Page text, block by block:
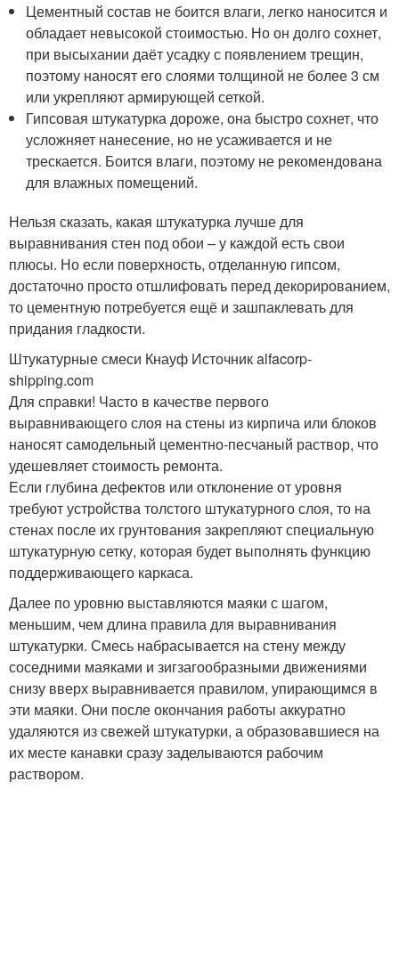
Цементный состав не боится влаги, легко наносится и
обладает невысокой стоимостью. Но он долго сохнет,
при высыхании даёт усадку с появлением трещин,
поэтому наносят его слоями толщиной не более 3 см
или укрепляют армирующей сеткой.
Гипсовая штукатурка дороже, она быстро сохнет, что
усложняет нанесение, но не усаживается и не
трескается. Боится влаги, поэтому не рекомендована
для влажных помещений.
Нельзя сказать, какая штукатурка лучше для
выравнивания стен под обои – у каждой есть свои
плюсы. Но если поверхность, отделанную гипсом,
достаточно просто отшлифовать перед декорированием,
то цементную потребуется ещё и зашпаклевать для
придания гладкости.
Штукатурные смеси Кнауф Источник alfacorp-
shipping.com
Для справки! Часто в качестве первого
выравнивающего слоя на стены из кирпича или блоков
наносят самодельный цементно-песчаный раствор, что
удешевляет стоимость ремонта.
Если глубина дефектов или отклонение от уровня
требуют устройства толстого штукатурного слоя, то на
стенах после их грунтования закрепляют специальную
штукатурную сетку, которая будет выполнять функцию
поддерживающего каркаса.
Далее по уровню выставляются маяки с шагом,
меньшим, чем длина правила для выравнивания
штукатурки. Смесь набрасывается на стену между
соседними маяками и зигзагообразными движениями
снизу вверх выравнивается правилом, упирающимся в
эти маяки. Они после окончания работы аккуратно
удаляются из свежей штукатурки, а образовавшиеся на
их месте канавки сразу заделываются рабочим
раствором.